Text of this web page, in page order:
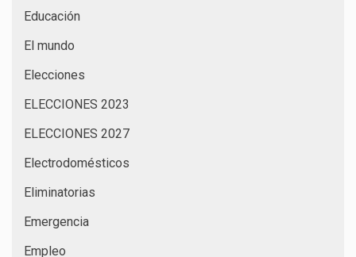
Educación
El mundo
Elecciones
ELECCIONES 2023
ELECCIONES 2027
Electrodomésticos
Eliminatorias
Emergencia
Empleo